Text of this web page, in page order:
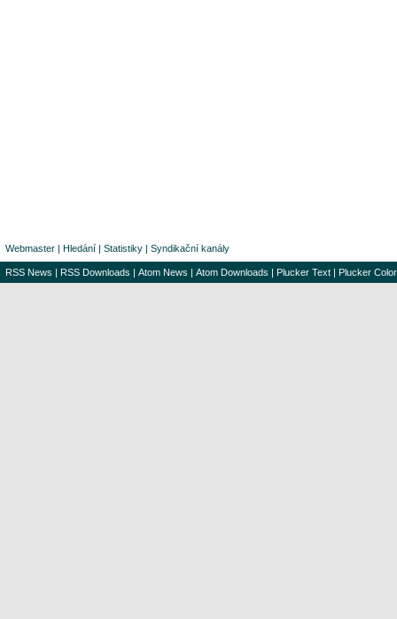
Webmaster | Hledání | Statistiky | Syndikační kanály
RSS News | RSS Downloads | Atom News | Atom Downloads | Plucker Text | Plucker Color